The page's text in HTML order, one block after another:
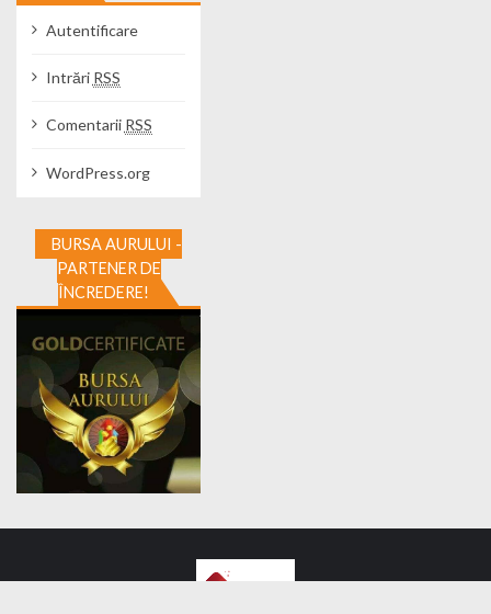
Autentificare
Intrări RSS
Comentarii RSS
WordPress.org
BURSA AURULUI -
PARTENER DE
ÎNCREDERE!